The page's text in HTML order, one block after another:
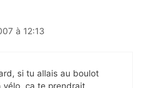
à 12:13
si tu allais au boulot
vélo, ça te prendrait